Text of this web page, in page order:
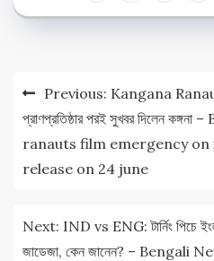
Post
navigation
Previous: Kangana
প্রাণপ্রতিষ্ঠার পরই সুখবর দিলেন
ranauts film emergency
release on 24 june
Next: IND vs ENG: টার্নিং পিচে
জাডেজা, কেন জানেন? –